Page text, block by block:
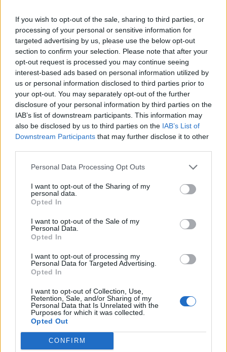
If you wish to opt-out of the sale, sharing to third parties, or
processing of your personal or sensitive information for
targeted advertising by us, please use the below opt-out
section to confirm your selection. Please note that after your
opt-out request is processed you may continue seeing
interest-based ads based on personal information utilized by
us or personal information disclosed to third parties prior to
your opt-out. You may separately opt-out of the further
disclosure of your personal information by third parties on the
IAB’s list of downstream participants. This information may
also be disclosed by us to third parties on the IAB’s List of
Downstream Participants that may further disclose it to other
Personal Data Processing Opt Outs
I want to opt-out of the Sharing of my
personal data.
Opted In
I want to opt-out of the Sale of my
Personal Data.
Opted In
I want to opt-out of processing my
Personal Data for Targeted Advertising.
Opted In
I want to opt-out of Collection, Use,
Retention, Sale, and/or Sharing of my
Personal Data that Is Unrelated with the
Purposes for which it was collected.
Opted Out
CONFIRM
Lue myös: Nico Hischier käytti koronatauon hyväkseen –
päätti mennä armeijaan
Edellinen artikkeli
Nico Hischier käytti
koronatauon hyväkseen –
päätti mennä armeijaan
IIHF vahvisti ensi vuoden MM-
kisojen pelipäivät – finaali
pelataan kesäkuussa
LIITTYVÄT ARTIKKELIT